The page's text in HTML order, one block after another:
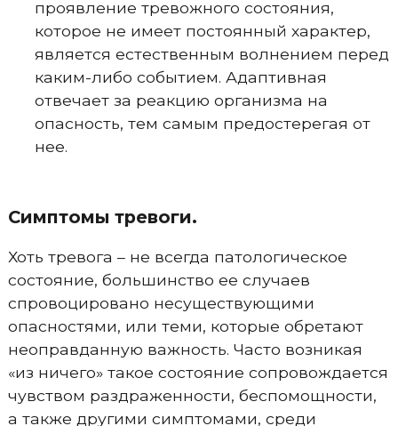
проявление тревожного состояния,
которое не имеет постоянный характер,
является естественным волнением перед
каким-либо событием. Адаптивная
отвечает за реакцию организма на
опасность, тем самым предостерегая от
нее.
Симптомы тревоги.
Хоть тревога – не всегда патологическое
состояние, большинство ее случаев
спровоцировано несуществующими
опасностями, или теми, которые обретают
неоправданную важность. Часто возникая
«из ничего» такое состояние сопровождается
чувством раздраженности, беспомощности,
а также другими симптомами, среди